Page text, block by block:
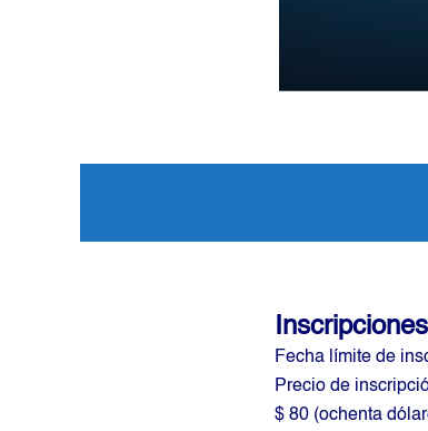
Fecha límite de
Precio de
$ 80 (ochenta